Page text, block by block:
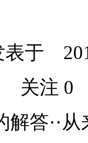
于
关注 0
解答··